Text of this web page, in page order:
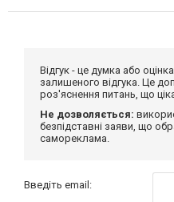
Відгук - це думка або
залишеного відгука. Це
роз'яснення питань, що
Не дозволяється:
безпідставні заяви, що
самореклама.
Введіть email: